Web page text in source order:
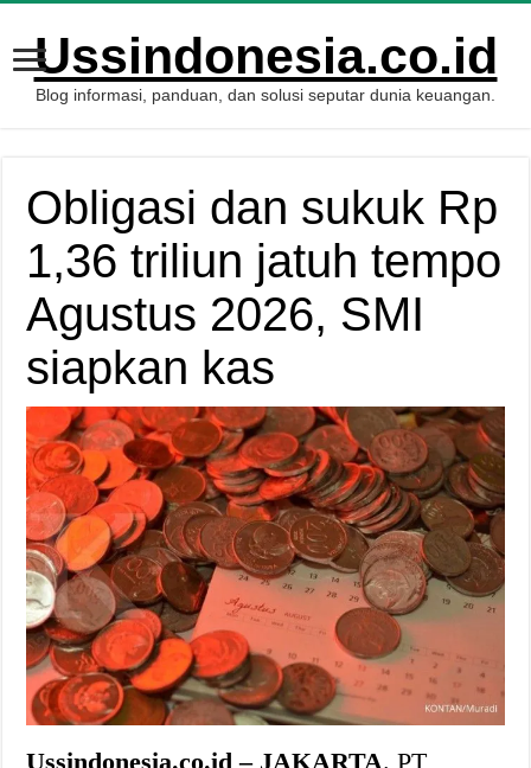
Ussindonesia.co.id
Blog informasi, panduan, dan solusi seputar dunia keuangan.
Obligasi dan sukuk Rp
1,36 triliun jatuh tempo
Agustus 2026, SMI
siapkan kas
Ussindonesia.co.id – JAKARTA. PT